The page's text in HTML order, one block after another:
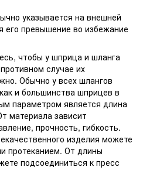
указывается на внешней
его превышение во избежание
чтобы у шприца и шланга
случае их
Обычно у всех шлангов
и большинства шприцев в
параметром является длина
материала зависит
прочность, гибкость.
изделия можете
протеканием. От длины
подсоединиться к пресс